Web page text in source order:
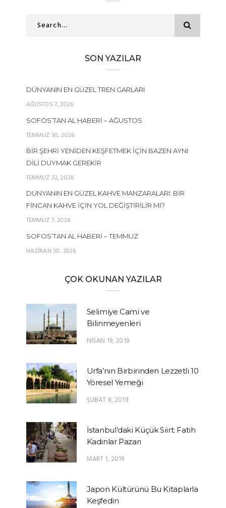
SON YAZILAR
DÜNYANIN EN GÜZEL TREN GARLARI
AĞUSTOS 7, 2026
SOFOS’TAN AL HABERI – AĞUSTOS
TEMMUZ 30, 2026
BIR ŞEHRI YENIDEN KEŞFETMEK İÇIN BAZEN AYNI
DILI DUYMAK GEREKIR
TEMMUZ 22, 2026
DÜNYANIN EN GÜZEL KAHVE MANZARALARI: BIR
FINCAN KAHVE İÇIN YOL DEĞIŞTIRILIR MI?
TEMMUZ 7, 2026
SOFOS’TAN AL HABERI – TEMMUZ
HAZIRAN 30, 2026
ÇOK OKUNAN YAZILAR
Selimiye Cami ve
Bilinmeyenleri
NISAN 19, 2019
Urfa’nın Birbirinden Lezzetli 10
Yöresel Yemeği
ŞUBAT 8, 2019
İstanbul’daki Küçük Siirt: Fatih
Kadınlar Pazarı
MART 1, 2019
Japon Kültürünü Bu Kitaplarla
Keşfedin